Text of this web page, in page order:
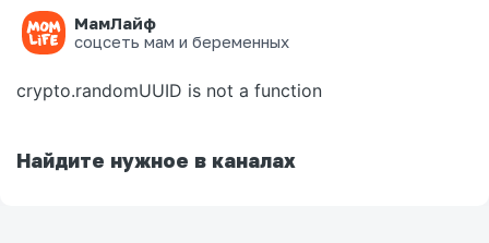
МамЛайф
соцсеть мам и беременных
Ошибка на странице
crypto.randomUUID is not a function
Найдите нужное в каналах